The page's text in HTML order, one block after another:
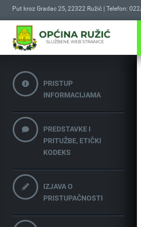
Put kroz Gradac 25, 22322 Ružić | Telefon:
PRISTUP
INFORMACIJAMA
PREDSTAVKE I
PRITUŽBE, ETIČKI
KODEKS
IZJAVA O
PRISTUPAČNOSTI